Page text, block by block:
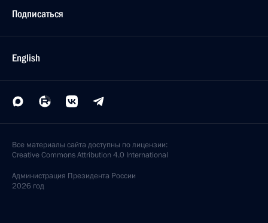
Подписаться
English
Все материалы сайта доступны по лицензии:
Creative Commons Attribution 4.0 International
Администрация Президента России
2026 год